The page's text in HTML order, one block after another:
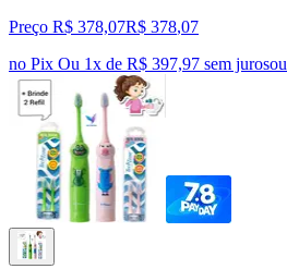
Preço R$ 378,07R$ 378,07
no Pix Ou 1x de R$ 397,97 sem jurosou